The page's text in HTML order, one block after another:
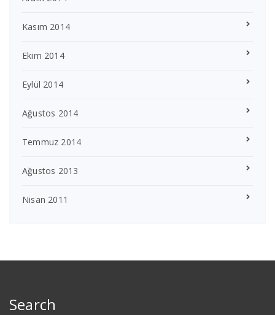
Kasım 2014
Ekim 2014
Eylül 2014
Ağustos 2014
Temmuz 2014
Ağustos 2013
Nisan 2011
Search